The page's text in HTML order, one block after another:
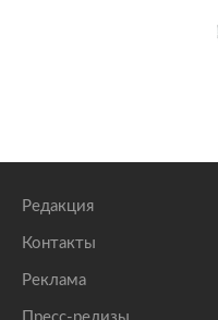
Редакция
Контакты
Реклама